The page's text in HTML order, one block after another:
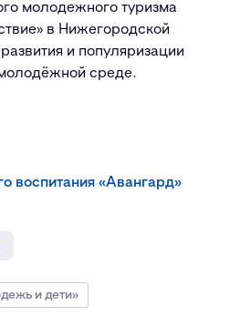
молодежного туризма
в Нижегородской
и популяризации
среде.
воспитания «Авангард»
и дети»